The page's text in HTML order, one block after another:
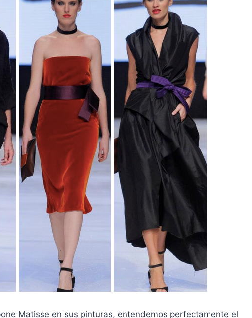
Matisse en sus pinturas, entendemos perfectamente el